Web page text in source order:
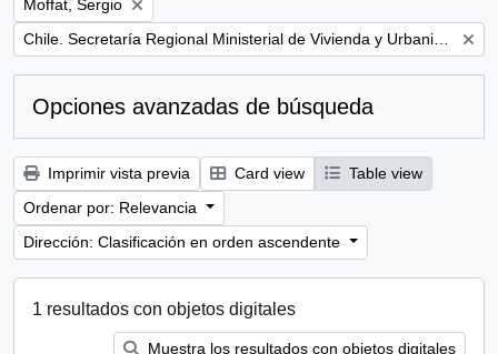
Moffat, Sergio
Remove filter:
Opciones avanzadas de búsqueda
Imprimir vista previa Card view
Table view
Ordenar por: Relevancia
Dirección: Clasificación en orden ascendente
1 resultados con objetos digitales
Muestra los resultados con objetos digitales